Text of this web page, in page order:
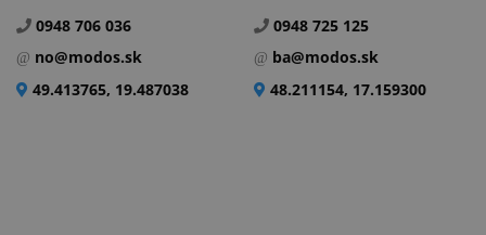
0948 706 036
no@modos.sk
49.413765, 19.487038
0948 725 125
ba@modos.sk
48.211154, 17.159300